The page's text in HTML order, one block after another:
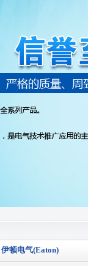
伊顿电气(Eaton)